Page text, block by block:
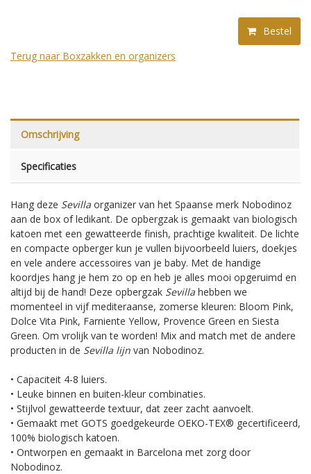
Bestel
Terug naar Boxzakken en organizers
Omschrijving
Specificaties
Hang deze Sevilla organizer van het Spaanse merk Nobodinoz
aan de box of ledikant. De opbergzak is gemaakt van biologisch
katoen met een gewatteerde finish, prachtige kwaliteit. De lichte
en compacte opberger kun je vullen bijvoorbeeld luiers, doekjes
en vele andere accessoires van je baby. Met de handige
koordjes hang je hem zo op en heb je alles mooi opgeruimd en
altijd bij de hand! Deze opbergzak Sevilla hebben we
momenteel in vijf mediteraanse, zomerse kleuren: Bloom Pink,
Dolce Vita Pink, Farniente Yellow, Provence Green en Siesta
Green. Om vrolijk van te worden! Mix and match met de andere
producten in de Sevilla lijn van Nobodinoz.
• Capaciteit 4-8 luiers.
• Leuke binnen en buiten-kleur combinaties.
• Stijlvol gewatteerde textuur, dat zeer zacht aanvoelt.
• Gemaakt met GOTS goedgekeurde OEKO-TEX® gecertificeerd,
100% biologisch katoen.
• Ontworpen en gemaakt in Barcelona met zorg door
Nobodinoz.